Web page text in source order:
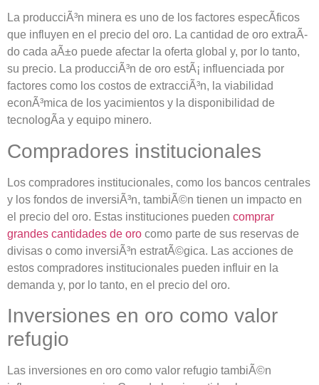
La producciÃ³n minera es uno de los factores especÃ­ficos
que influyen en el precio del oro. La cantidad de oro extraÃ­
do cada aÃ±o puede afectar la oferta global y, por lo tanto,
su precio. La producciÃ³n de oro estÃ¡ influenciada por
factores como los costos de extracciÃ³n, la viabilidad
econÃ³mica de los yacimientos y la disponibilidad de
tecnologÃ­a y equipo minero.
Compradores institucionales
Los compradores institucionales, como los bancos centrales
y los fondos de inversiÃ³n, tambiÃ©n tienen un impacto en
el precio del oro. Estas instituciones pueden comprar
grandes cantidades de oro como parte de sus reservas de
divisas o como inversiÃ³n estratÃ©gica. Las acciones de
estos compradores institucionales pueden influir en la
demanda y, por lo tanto, en el precio del oro.
Inversiones en oro como valor
refugio
Las inversiones en oro como valor refugio tambiÃ©n